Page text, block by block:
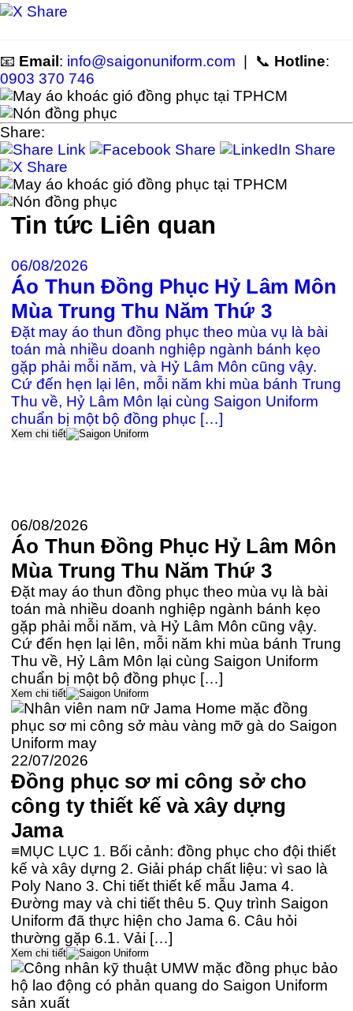
📧 Email : info@saigonuniform.com | 📞 Hotline:
0903 370 746
Share:
Tin tức Liên quan
06/08/2026
Áo Thun Đồng Phục Hỷ Lâm Môn
Mùa Trung Thu Năm Thứ 3
Đặt may áo thun đồng phục theo mùa vụ là bài
toán mà nhiều doanh nghiệp ngành bánh kẹo
gặp phải mỗi năm, và Hỷ Lâm Môn cũng vậy.
Cứ đến hẹn lại lên, mỗi năm khi mùa bánh Trung
Thu về, Hỷ Lâm Môn lại cùng Saigon Uniform
chuẩn bị một bộ đồng phục […]
Xem chi tiết
06/08/2026
Áo Thun Đồng Phục Hỷ Lâm Môn
Mùa Trung Thu Năm Thứ 3
Đặt may áo thun đồng phục theo mùa vụ là bài
toán mà nhiều doanh nghiệp ngành bánh kẹo
gặp phải mỗi năm, và Hỷ Lâm Môn cũng vậy.
Cứ đến hẹn lại lên, mỗi năm khi mùa bánh Trung
Thu về, Hỷ Lâm Môn lại cùng Saigon Uniform
chuẩn bị một bộ đồng phục […]
Xem chi tiết
22/07/2026
Đồng phục sơ mi công sở cho
công ty thiết kế và xây dựng
Jama
≡MỤC LỤC 1. Bối cảnh: đồng phục cho đội thiết
kế và xây dựng 2. Giải pháp chất liệu: vì sao là
Poly Nano 3. Chi tiết thiết kế mẫu Jama 4.
Đường may và chi tiết thêu 5. Quy trình Saigon
Uniform đã thực hiện cho Jama 6. Câu hỏi
thường gặp 6.1. Vải […]
Xem chi tiết